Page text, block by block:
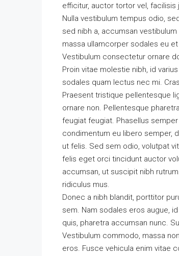
efficitur, auctor tortor vel, facilisis
Nulla vestibulum tempus odio,
sed nibh a, accumsan
massa ullamcorper sodales eu
Vestibulum consectetur ornare
Proin vitae molestie nibh, id
sodales quam lectus nec mi.
Praesent tristique pellentesque
ornare non. Pellentesque
feugiat feugiat. Phasellus
condimentum eu libero semper,
ut felis. Sed sem odio, volutpat
felis eget orci tincidunt auctor
accumsan, ut suscipit nibh
ridiculus mus.
Donec a nibh blandit, porttitor
sem. Nam sodales eros augue,
quis, pharetra accumsan nunc.
Vestibulum commodo, massa
eros. Fusce vehicula enim vitae